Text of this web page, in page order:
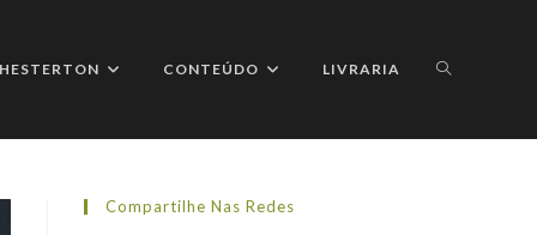
CONTEÚDO LIVRARIA ALTERNAR
Compartilhe Nas Redes